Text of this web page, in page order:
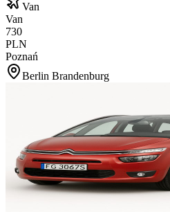
Van
Van
730
PLN
Poznań
Berlin Brandenburg